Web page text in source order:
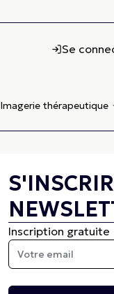
Se
Imagerie thérapeutique
Inscription gratuite